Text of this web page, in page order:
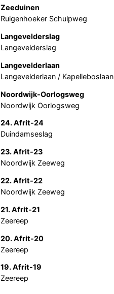
Zeeduinen
Ruigenhoeker Schulpweg
Langevelderslag
Langevelderslag
Langevelderlaan
Langevelderlaan / Kapelleboslaan
Noordwijk-Oorlogsweg
Noordwijk Oorlogsweg
24. Afrit-24
Duindamseslag
23. Afrit-23
Noordwijk Zeeweg
22. Afrit-22
Noordwijk Zeeweg
21. Afrit-21
Zeereep
20. Afrit-20
Zeereep
19. Afrit-19
Zeereep